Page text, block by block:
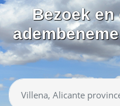
Bezoek